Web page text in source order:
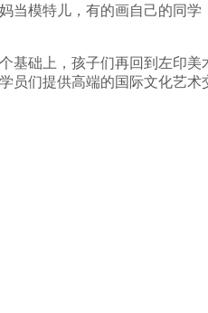
模特儿，有的画自己的同
础上，孩子们再回到左印
们提供高端的国际文化艺